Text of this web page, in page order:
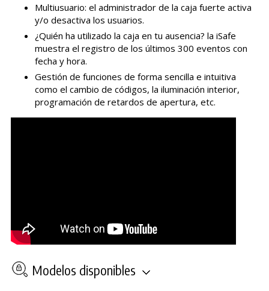
Multiusuario: el administrador de la caja fuerte activa
y/o desactiva los usuarios.
¿Quién ha utilizado la caja en tu ausencia? la iSafe
muestra el registro de los últimos 300 eventos con
fecha y hora.
Gestión de funciones de forma sencilla e intuitiva
como el cambio de códigos, la iluminación interior,
programación de retardos de apertura, etc.
Modelos disponibles